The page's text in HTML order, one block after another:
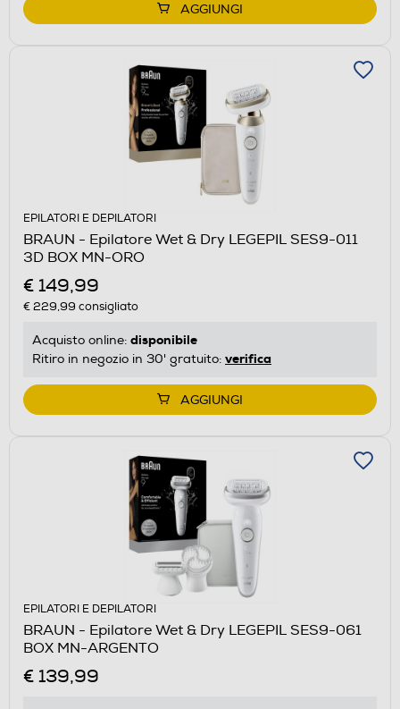
AGGIUNGI
EPILATORI E DEPILATORI
BRAUN - Epilatore Wet & Dry LEGEPIL SES9-011
3D BOX MN-ORO
€ 149,99
€ 229,99 consigliato
Acquisto online: disponibile
Ritiro in negozio in 30' gratuito: verifica
AGGIUNGI
EPILATORI E DEPILATORI
BRAUN - Epilatore Wet & Dry LEGEPIL SES9-061
BOX MN-ARGENTO
€ 139,99